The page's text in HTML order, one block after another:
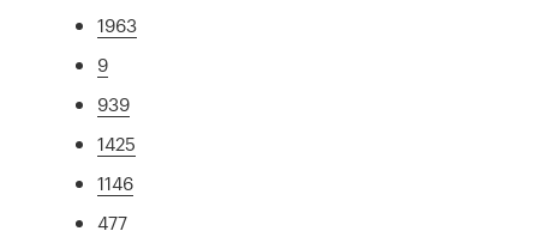
1963
9
939
1425
1146
477